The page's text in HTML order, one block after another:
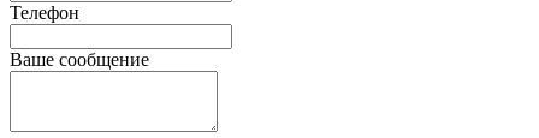
Телефон
Ваше сообщение